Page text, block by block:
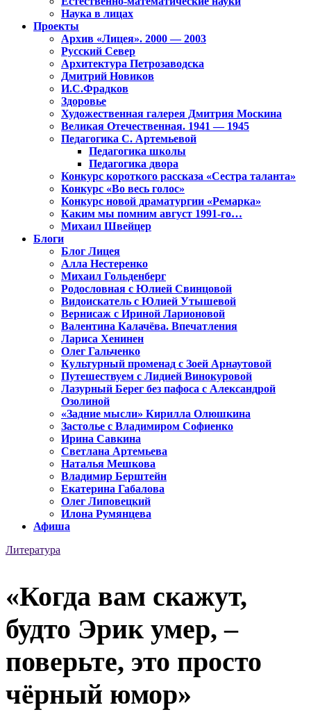
Наука в лицах
Проекты
Архив «Лицея». 2000 — 2003
Русский Север
Архитектура Петрозаводска
Дмитрий Новиков
И.С.Фрадков
Здоровье
Художественная галерея Дмитрия Москина
Великая Отечественная. 1941 — 1945
Педагогика С. Артемьевой
Педагогика школы
Педагогика двора
Конкурс короткого рассказа «Сестра таланта»
Конкурс «Во весь голос»
Конкурс новой драматургии «Ремарка»
Каким мы помним август 1991-го…
Михаил Швейцер
Блоги
Блог Лицея
Алла Нестеренко
Михаил Гольденберг
Родословная с Юлией Свинцовой
Видоискатель с Юлией Утышевой
Вернисаж с Ириной Ларионовой
Валентина Калачёва. Впечатления
Лариса Хенинен
Олег Гальченко
Культурный променад с Зоей Арнаутовой
Путешествуем с Лидией Винокуровой
Лазурный Берег без пафоса с Александрой
Озолиной
«Задние мысли» Кирилла Олюшкина
Застолье с Владимиром Софиенко
Ирина Савкина
Светлана Артемьева
Наталья Мешкова
Владимир Берштейн
Екатерина Габалова
Олег Липовецкий
Илона Румянцева
Афиша
Литература
«Когда вам скажут,
будто Эрик умер, –
поверьте, это просто
чёрный юмор»